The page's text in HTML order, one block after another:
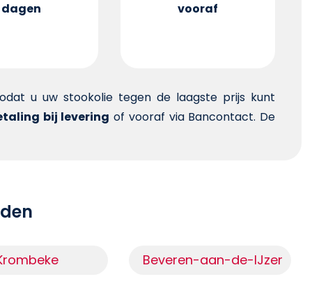
dagen
vooraf
u uw stookolie tegen de laagste prijs kunt
bij levering of vooraf via Bancontact. De
Beveren-aan-de-IJzer